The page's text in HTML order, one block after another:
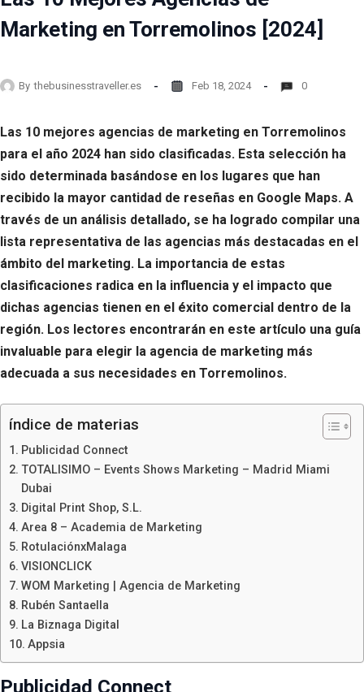
Marketing en Torremolinos [2024]
By thebusinesstraveller.es Feb 18, 2024 0
Las 10 mejores agencias de marketing en Torremolinos
para el año 2024 han sido clasificadas. Esta selección ha
sido determinada basándose en los lugares que han
recibido la mayor cantidad de reseñas en Google Maps. A
través de un análisis detallado, se ha logrado compilar una
lista representativa de las agencias más destacadas en el
ámbito del marketing. La importancia de estas
clasificaciones radica en la influencia y el impacto que
dichas agencias tienen en el éxito comercial dentro de la
región. Los lectores encontrarán en este artículo una guía
invaluable para elegir la agencia de marketing más
adecuada a sus necesidades en Torremolinos.
índice de materias
Publicidad Connect
TOTALISIMO – Events Shows Marketing – Madrid Miami
Dubai
Digital Print Shop, S.L.
Area 8 – Academia de Marketing
RotulaciónxMalaga
VISIONCLICK
WOM Marketing | Agencia de Marketing
Rubén Santaella
La Biznaga Digital
Appsia
Publicidad Connect